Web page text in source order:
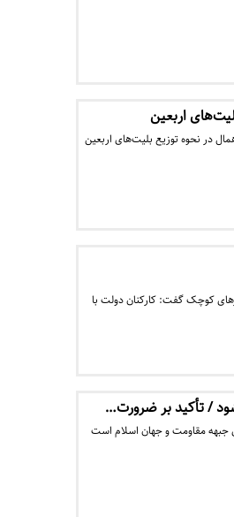
اربعین
در نحوه توزیع بلیت‌های اربعین
کوچک گفت: کارکنان دولت با
/ تأکید بر ضرورت…
جبهه مقاومت و جهان اسلام است